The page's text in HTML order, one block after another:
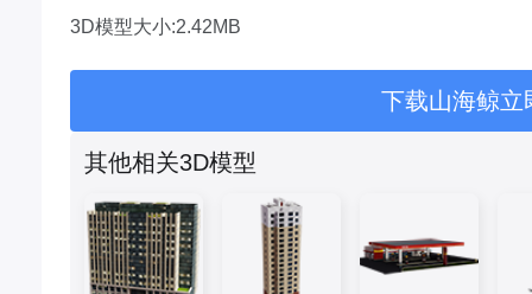
3D模型大小:2.42MB
下载山海鲸立
其他相关3D模型